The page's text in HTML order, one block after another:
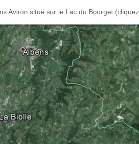
Aviron situé sur le Lac du Bourget